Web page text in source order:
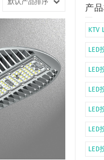
默认产品排序
产
KTV
LED
LED
LED
LED
LED
LED